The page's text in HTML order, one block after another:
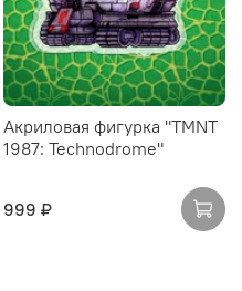
Акриловая фигурка "TMNT
1987: Technodrome"
999 ₽